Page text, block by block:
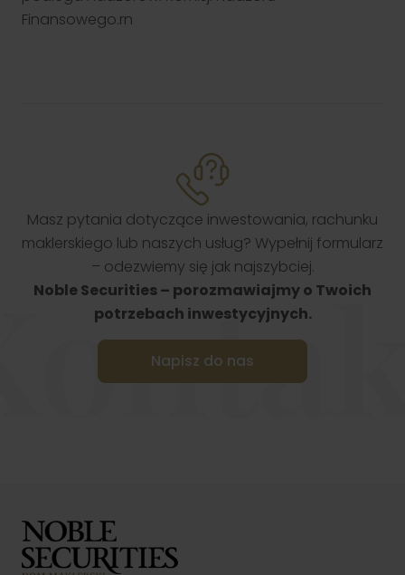
Finansowego.rn
Masz pytania dotyczące inwestowania, rachunku
maklerskiego lub naszych usług? Wypełnij formularz
– odezwiemy się jak najszybciej.
Noble Securities – porozmawiajmy o Twoich
potrzebach inwestycyjnych.
Napisz do nas